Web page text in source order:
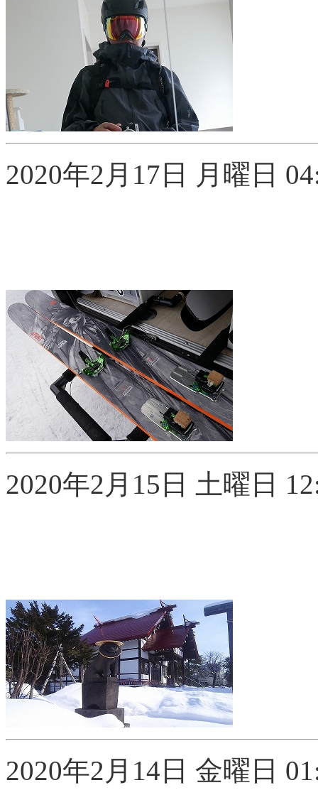
2020年2月17日 月曜日
2020年2月15日 土曜日
2020年2月14日 金曜日